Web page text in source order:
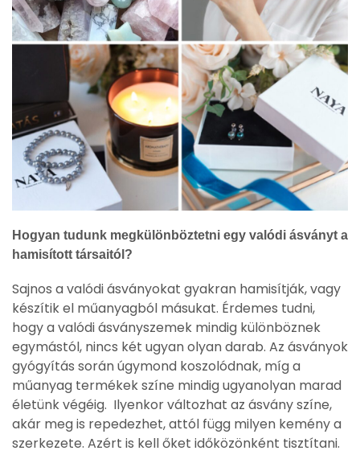
Hogyan tudunk megkülönböztetni egy valódi ásványt a
hamisított társaitól?
Sajnos a valódi ásványokat gyakran hamisítják, vagy
készítik el műanyagból másukat. Érdemes tudni,
hogy a valódi ásványszemek mindig különböznek
egymástól, nincs két ugyan olyan darab. Az ásványok
gyógyítás során úgymond koszolódnak, míg a
műanyag termékek színe mindig ugyanolyan marad
életünk végéig. Ilyenkor változhat az ásvány színe,
akár meg is repedezhet, attól függ milyen kemény a
szerkezete. Azért is kell őket időközönként tisztítani.